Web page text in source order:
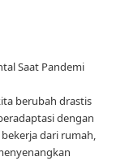
Saat Pandemi
berubah drastis
dengan
dari rumah,